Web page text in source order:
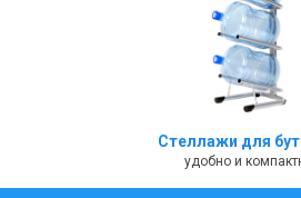
Стеллажи для
удобно и